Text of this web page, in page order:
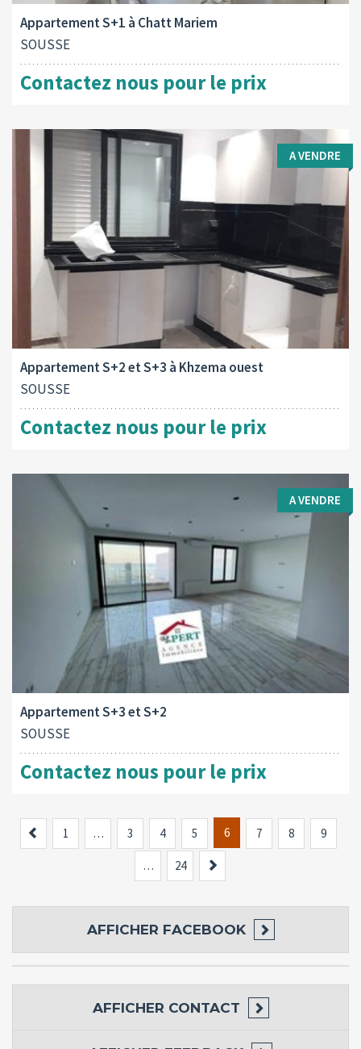
Appartement S+1 à Chatt Mariem
SOUSSE
Contactez nous pour le prix
A vendre
-1 M2
A VENDRE
Appartement S+2 et S+3 à Khzema ouest
SOUSSE
Contactez nous pour le prix
Type d'opération:
A vendre
Surface totale:
163 M
A VENDRE
Appartement S+3 et S+2
SOUSSE
Contactez nous pour le prix
Previous
1 … 3 4 5 6 7 8 9
… 24
AFFICHER FACEBOOK
AFFICHER CONTACT